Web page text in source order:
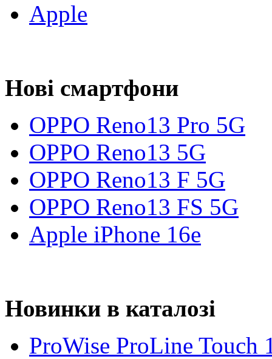
Apple
Нові смартфони
OPPO Reno13 Pro 5G
OPPO Reno13 5G
OPPO Reno13 F 5G
OPPO Reno13 FS 5G
Apple iPhone 16e
Новинки в каталозі
ProWise ProLine Touch